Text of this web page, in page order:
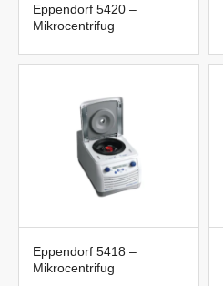
Eppendorf 5420 –
Mikrocentrifug
Eppendorf 5418 –
Mikrocentrifug